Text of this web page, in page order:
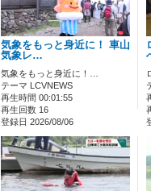
気象をもっと身近に！ 車山
気象レ…
気象をもっと身近に！…
テーマ LCVNEWS
再生時間 00:01:55
再生回数 16
登録日 2026/08/06